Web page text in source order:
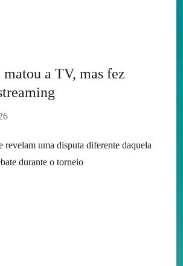
matou a TV, mas fez
revelam uma disputa diferente daquela
durante o torneio